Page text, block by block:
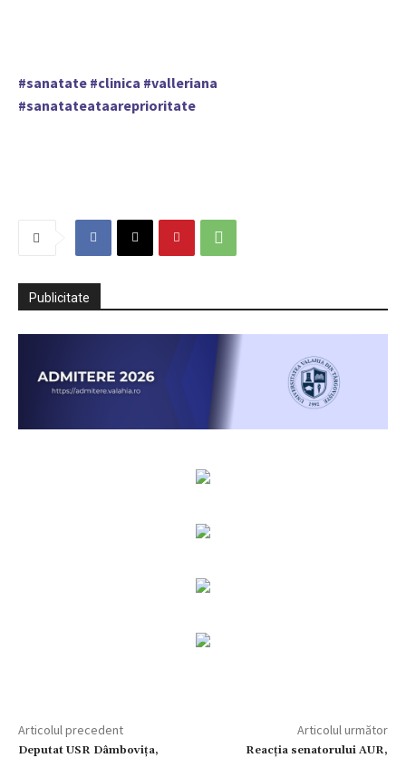
#sanatate #clinica #valleriana
#sanatateataareprioritate
Publicitate
Articolul precedent
Deputat USR Dâmbovița,
Articolul următor
Reacția senatorului AUR,